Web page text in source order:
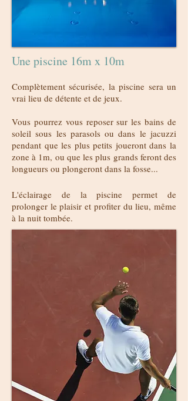
Une piscine 16m x 10m
Complètement sécurisée, la piscine sera un
vrai lieu de détente et de jeux.
Vous pourrez vous reposer sur les bains de
soleil sous les parasols ou dans le jacuzzi
pendant que les plus petits joueront dans la
zone à 1m, ou que les plus grands feront des
longueurs ou plongeront dans la fosse...
L'éclairage de la piscine permet de
prolonger le plaisir et profiter du lieu, même
à la nuit tombée.